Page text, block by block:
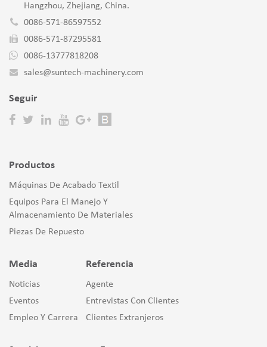
Hangzhou, Zhejiang, China.
0086-571-86597552
0086-571-87295581
0086-13777818208
sales@suntech-machinery.com
Seguir
Productos
Máquinas De Acabado Textil
Equipos Para El Manejo Y
Almacenamiento De Materiales
Piezas De Repuesto
Media
Noticias
Eventos
Empleo Y Carrera
Referencia
Agente
Entrevistas Con Clientes
Clientes Extranjeros